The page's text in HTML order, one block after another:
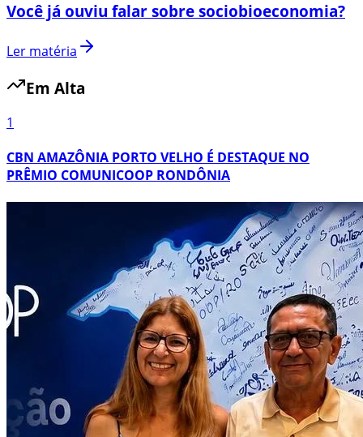
Você já ouviu falar sobre sociobioeconomia?
Ler matéria
Em Alta
1
CBN AMAZÔNIA PORTO VELHO É DESTAQUE NO
PRÊMIO COMUNICOOP RONDÔNIA